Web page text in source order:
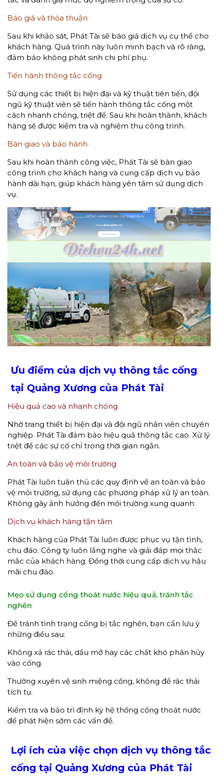
Báo giá và thỏa thuận
Sau khi khảo sát, Phát Tài sẽ báo giá dịch vụ cụ thể cho
khách hàng. Quá trình này luôn minh bạch và rõ ràng,
đảm bảo không phát sinh chi phí phụ.
Tiến hành thông tắc cống
Sử dụng các thiết bị hiện đại và kỹ thuật tiên tiến, đội
ngũ kỹ thuật viên sẽ tiến hành thông tắc cống một
cách nhanh chóng, triệt để. Sau khi hoàn thành, khách
hàng sẽ được kiểm tra và nghiệm thu công trình.
Bàn giao và bảo hành
Sau khi hoàn thành công việc, Phát Tài sẽ bàn giao
công trình cho khách hàng và cung cấp dịch vụ bảo
hành dài hạn, giúp khách hàng yên tâm sử dụng dịch
vụ.
Ưu điểm của dịch vụ thông tắc cống
tại Quảng Xương của Phát Tài
Hiệu quả cao và nhanh chóng
Nhờ trang thiết bị hiện đại và đội ngũ nhân viên chuyên
nghiệp. Phát Tài đảm bảo hiệu quả thông tắc cao. Xử lý
triệt để các sự cố chỉ trong thời gian ngắn.
An toàn và bảo vệ môi trường
Phát Tài luôn tuân thủ các quy định về an toàn và bảo
vệ môi trường, sử dụng các phương pháp xử lý an toàn.
Không gây ảnh hưởng đến môi trường xung quanh.
Dịch vụ khách hàng tận tâm
Khách hàng của Phát Tài luôn được phục vụ tận tình,
chu đáo. Công ty luôn lắng nghe và giải đáp mọi thắc
mắc của khách hàng. Đồng thời cung cấp dịch vụ hậu
mãi chu đáo.
Mẹo sử dụng cống thoát nước hiệu quả, tránh tắc
nghẽn
Để tránh tình trạng cống bị tắc nghẽn, bạn cần lưu ý
những điều sau:
Không xả rác thải, dầu mỡ hay các chất khó phân hủy
vào cống.
Thường xuyên vệ sinh miệng cống, không để rác thải
tích tụ.
Kiểm tra và bảo trì định kỳ hệ thống cống thoát nước
để phát hiện sớm các vấn đề.
Lợi ích của việc chọn dịch vụ thông tắc
cống tại Quảng Xương của Phát Tài